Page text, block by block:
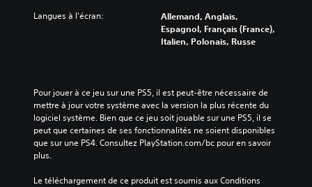
Langues à l'écran:
Allemand, Anglais,
Espagnol, Français (France),
Italien, Polonais, Russe
Pour jouer à ce jeu sur une PS5, il est peut-être nécessaire de
mettre à jour votre système avec la version la plus récente du
logiciel système. Bien que ce jeu soit jouable sur une PS5, il se
peut que certaines de ses fonctionnalités ne soient disponibles
que sur une PS4. Consultez PlayStation.com/bc pour en savoir
plus.
Le téléchargement de ce produit est soumis aux Conditions